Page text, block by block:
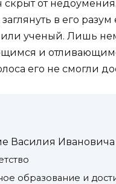
от
в его
ученый. Лишь
и
его не смогли
Василия Ивановича
образование и